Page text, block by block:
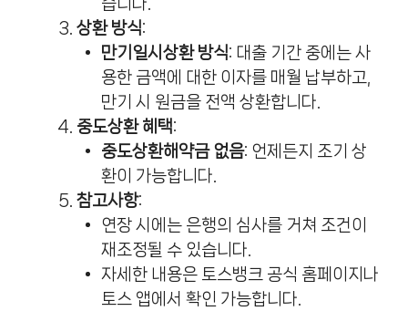
상환 방식:
만기일시상환 방식: 대출 기간 중에는 사
용한 금액에 대한 이자를 매월 납부하고,
만기 시 원금을 전액 상환합니다.
중도상환 혜택:
중도상환해약금 없음: 언제든지 조기 상
환이 가능합니다.
참고사항:
연장 시에는 은행의 심사를 거쳐 조건이
재조정될 수 있습니다.
자세한 내용은 토스뱅크 공식 홈페이지나
토스 앱에서 확인 가능합니다.